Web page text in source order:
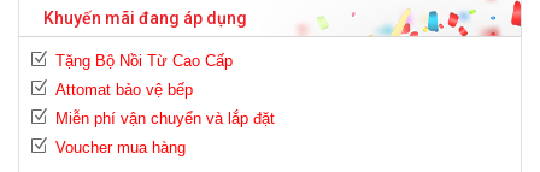
Khuyến mãi đang áp dụng
Tặng Bộ Nồi Từ Cao Cấp
Attomat bảo vệ bếp
Miễn phí vận chuyển và lắp đặt
Voucher mua hàng